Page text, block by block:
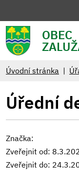
OBEC
Úvodní stránka
Úřední
Značka:
Zveřejnit od:
Zveřejnit do: